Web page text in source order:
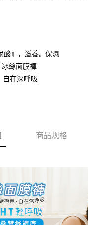
哥付你分期”，订单成立后会自
分期数及费用金额请依后续交
，如未前往确认交易或遇审核
”未通过状况，表示未达系统评
信账单，“大哥付你分期”于每
账单后，可选择 “超商条码／台
大哥大股份有限公司”所提供，
务，并由商店将买卖／分期付
或地址）提供予台湾大哥大进
行分期账单所需资料之确认、
，请详阅以下链接：
https://
後付
先繳費，商品會配送至您的指定
手機會收到一封繳費通知簡訊
知。
‧ATM/網銀等方式進行付款。
訂可以延長您收到商品前的繳費
(例如:預購商品或預計到貨時間
時，將依認證結果及本公司審
NT$30
會員
华电信所提供之积分服务，可
购物车使用 Hami Point 折抵消
含以上)免运费
含以上)免运费
酸』，滋養。保濕
冰絲面膜褲
自在深呼吸
商品规格